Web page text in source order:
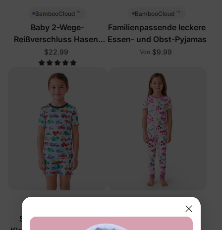
BambooCloud ™
Baby 2-Wege-
Reißverschluss Hasen-
Schlafanzug
$22.99
BambooCloud ™
Familienpassende leckere
Essen- und Obst-Pyjamas
Von $9.99
Schlafanzug-Set für
3-teiliges Schlafanzug-